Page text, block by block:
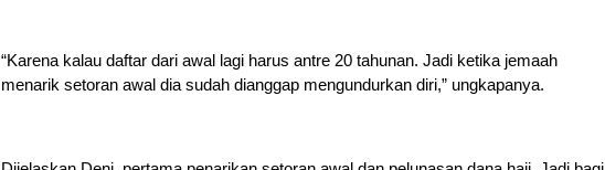
“Karena kalau daftar dari awal lagi harus antre 20 tahunan. Jadi ketika jemaah
menarik setoran awal dia sudah dianggap mengundurkan diri,” ungkapanya.